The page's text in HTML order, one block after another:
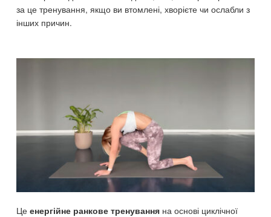
за це тренування, якщо ви втомлені, хворієте чи ослабли з
інших причин.
Цеенергійне ранкове тренування на основі циклічної